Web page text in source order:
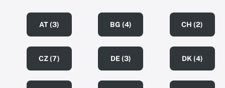
AT (3) BG (4) CH (2)
CZ (7) DE (3) DK (4)